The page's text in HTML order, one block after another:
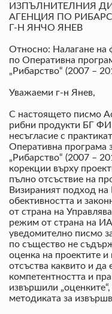
ИЗПЪЛНИТЕЛНИЯ
АГЕНЦИЯ ПО
Г-Н ЯНЧО ЯНЕВ
Относно: Налагане на
по Оперативна
„Рибарство“ (2007 –
Уважаеми г-н Янев,
С настоящето писмо
рибни продукти БГ
несъгласие с
Оперативна програма
„Рибарство“ (2007 –
корекции върху
пълно отсъствие на
Визираният подход
обективността и
от страна на
режим от страна на
уведомително писмо
по същество не
оценка на проектите
отсъства каквито и да
компетентността и
извършили
методиката за